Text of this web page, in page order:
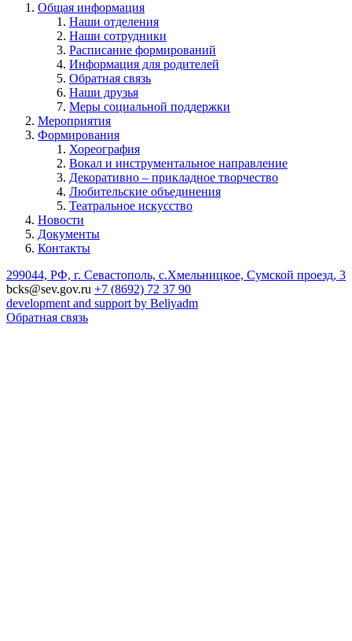
Общая информация
Наши отделения
Наши сотрудники
Расписание формирований
Информация для родителей
Обратная связь
Наши друзья
Меры социальной поддержки
Мероприятия
Формирования
Хореография
Вокал и инструментальное направление
Декоративно – прикладное творчество
Любительские объединения
Театральное искусство
Новости
Документы
Контакты
299044, РФ, г. Севастополь, с.Хмельницкое, Сумской проезд, 3
bcks@sev.gov.ru +7 (8692) 72 37 90
development and support by Beliyadm
Обратная связь